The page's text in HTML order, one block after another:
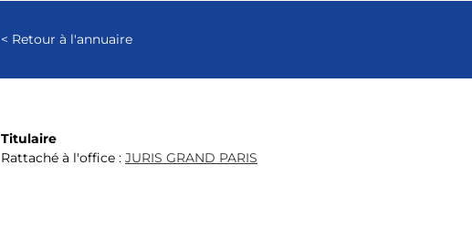
< Retour à l'annuaire
Titulaire
Rattaché à l'office : JURIS GRAND PARIS